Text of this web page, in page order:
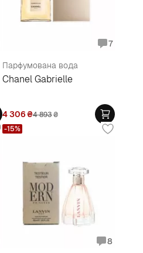
7
Парфумована вода
Chanel Gabrielle
4 306₴4 893₴
8
-15%